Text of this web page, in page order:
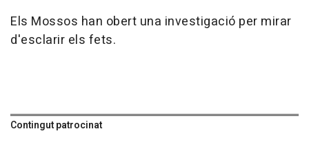
Els Mossos han obert una investigació per mirar
d'esclarir els fets.
Contingut patrocinat